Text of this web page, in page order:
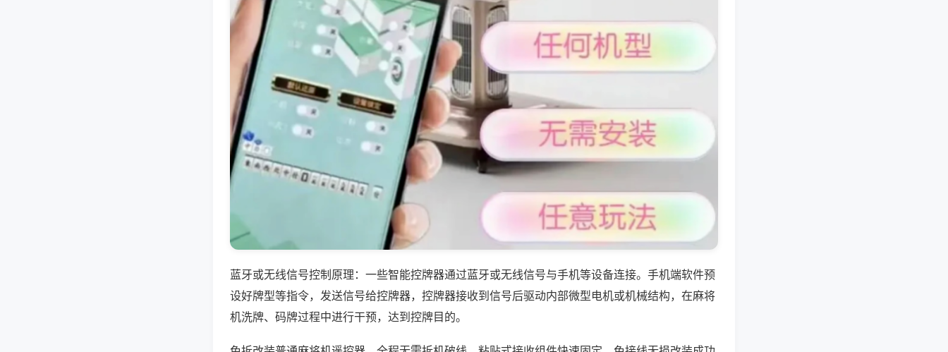
蓝牙或无线信号控制原理：一些智能控牌器通过蓝牙或无线信号与手机等设备连接。手机端软件预
设好牌型等指令，发送信号给控牌器，控牌器接收到信号后驱动内部微型电机或机械结构，在麻将
机洗牌、码牌过程中进行干预，达到控牌目的。